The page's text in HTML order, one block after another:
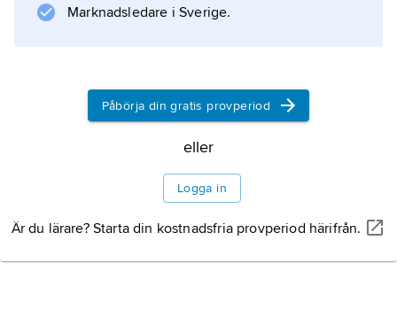
Marknadsledare i Sverige.
Påbörja din gratis provperiod
eller
Logga in
Är du lärare? Starta din kostnadsfria provperiod härifrån.